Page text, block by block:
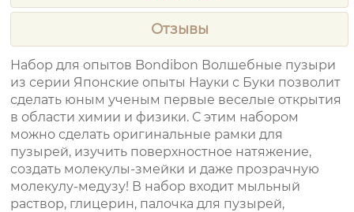
Отзывы
Набор для опытов Bondibon Волшебные пузыри
из серии Японские опыты Науки с Буки позволит
сделать юным ученым первые веселые открытия
в области химии и физики. С этим набором
можно сделать оригинальные рамки для
пузырей, изучить поверхностное натяжение,
создать молекулы-змейки и даже прозрачную
молекулу-медузу! В набор входит мыльный
раствор, глицерин, палочка для пузырей,